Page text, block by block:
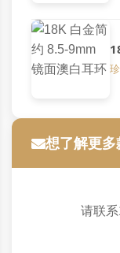
想了解更
请联